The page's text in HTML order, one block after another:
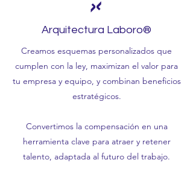
Arquitectura Laboro®
Creamos esquemas personalizados que
cumplen con la ley, maximizan el valor para
tu empresa y equipo, y combinan beneficios
estratégicos.
Convertimos la compensación en una
herramienta clave para atraer y retener
talento, adaptada al futuro del trabajo.